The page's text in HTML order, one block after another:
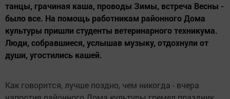
танцы, грачиная каша, проводы Зимы, встреча Весны -
было все. На помощь работникам районного Дома
культуры пришли студенты ветеринарного техникума.
Люди, собравшиеся, услышав музыку, отдохнули от
души, угостились кашей.
Как говорится, лучше поздно, чем никогда - вчера